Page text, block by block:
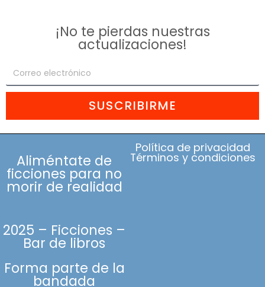
¡No te pierdas nuestras
actualizaciones!
SUSCRIBIRME
Aliméntate de
ficciones para no
morir de realidad
2025 – Ficciones –
Bar de libros
Forma parte de la
bandada
Política de privacidad
Términos y condiciones